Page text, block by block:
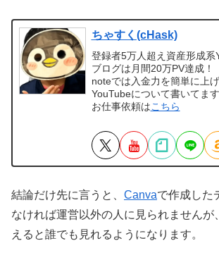
ちゃすく(cHask)
登録者5万人超え資産形成系
ブログは月間20万PV達成！
noteでは入金力を簡単に上
YouTubeについて書いてます
お仕事依頼はこちら
結論だけ先に言うと、 Canvaで作成した
なければ運営以外の人に見られませんが
えると誰でも見れるようになります。